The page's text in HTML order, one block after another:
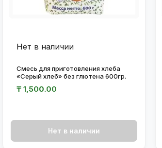
Нет в наличии
Смесь для приготовления хлеба
«Серый хлеб» без глютена 600гр.
₸ 1,500.00
Нет в наличии